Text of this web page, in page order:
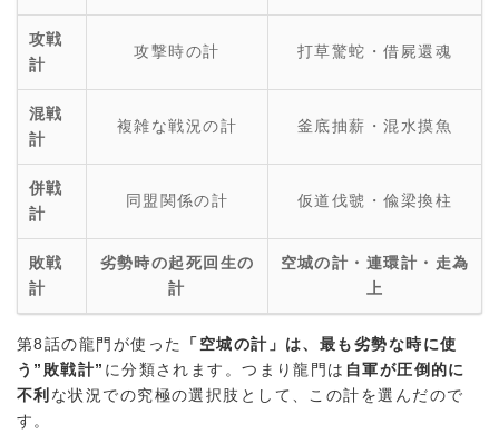
攻戦
計
攻撃時の計 打草驚蛇・借屍還魂
混戦
計
複雑な戦況の計 釜底抽薪・混水摸魚
併戦
計
同盟関係の計 仮道伐虢・偸梁換柱
敗戦
計
劣勢時の起死回生の
計
空城の計・連環計・走為
上
第8話の龍門が使った
「空城の計」は、最も劣勢な時に使
う”敗戦計” に分類されます。つまり龍門は 自軍が圧倒的に
不利な状況での究極の選択肢として、この計を選んだので
す。